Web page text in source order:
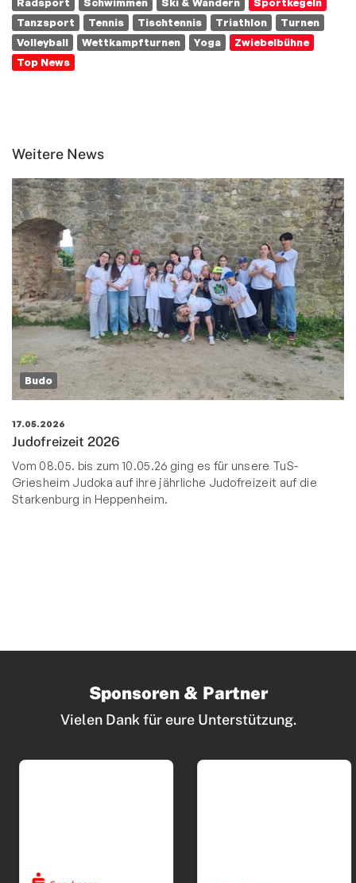
Tanzsport
Tennis Tischtennis Triathlon
Turnen
Volleyball
Wettkampfturnen Yoga
Zwiebelbühne
Top News
Weitere News
Budo
17.05.2026
Judofreizeit 2026
Vom 08.05. bis zum 10.05.26 ging es für unsere TuS-
Griesheim Judoka auf ihre jährliche Judofreizeit auf die
Starkenburg in Heppenheim.
Sponsoren & Partner
Vielen Dank für eure Unterstützung.